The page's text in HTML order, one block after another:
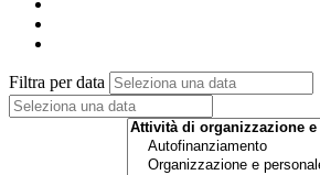
Filtra per data